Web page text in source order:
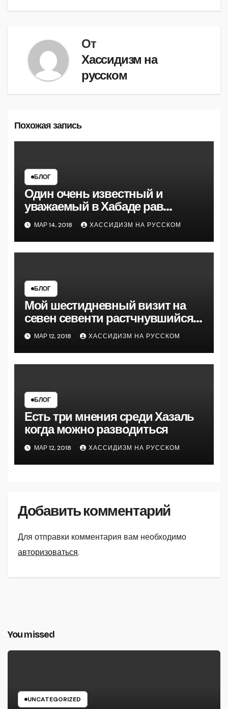
От
Хассидизм на
русском
Похожая запись
БЛОГ
Один очень известный и
уважаемый в Хабаде рав
рассказал мне на 770
следующую майсу
МАР 14, 2018 ХАССИДИЗМ НА РУССКОМ
БЛОГ
Мой шестидневный визит на
севен севенти растчнувшийся
на полтора месяца кажется
подошел к концу
МАР 12, 2018 ХАССИДИЗМ НА РУССКОМ
БЛОГ
Есть три мнения среди Хазаль
когда можно разводиться
МАР 12, 2018 ХАССИДИЗМ НА РУССКОМ
Добавить комментарий
Для отправки комментария вам необходимо
авторизоваться.
You missed
UNCATEGORIZED